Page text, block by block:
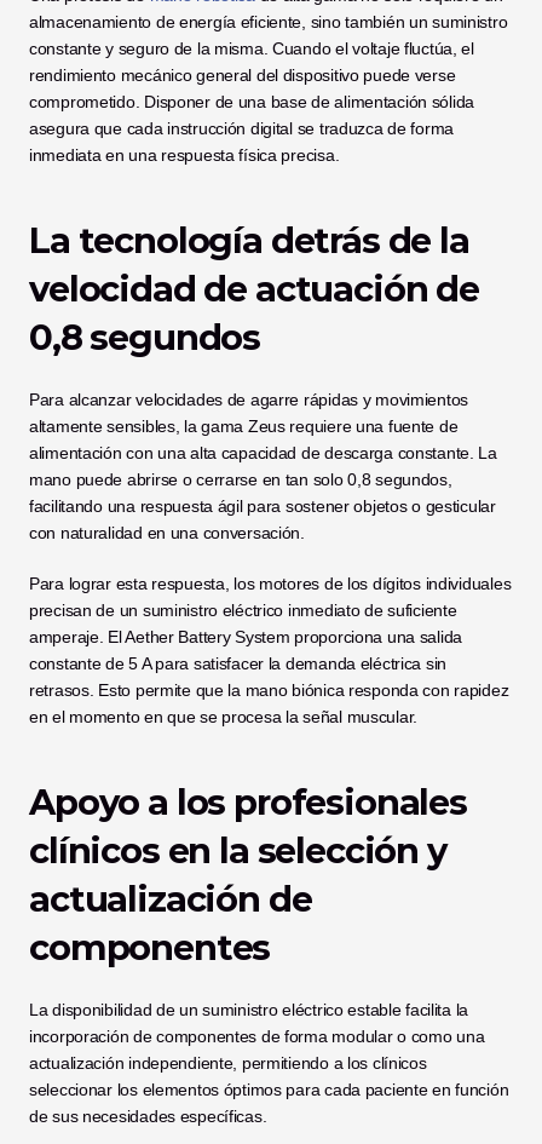
almacenamiento de energía eficiente, sino también un suministro
constante y seguro de la misma. Cuando el voltaje fluctúa, el
rendimiento mecánico general del dispositivo puede verse
comprometido. Disponer de una base de alimentación sólida
asegura que cada instrucción digital se traduzca de forma
inmediata en una respuesta física precisa.
La tecnología detrás de la
velocidad de actuación de
0,8 segundos
Para alcanzar velocidades de agarre rápidas y movimientos
altamente sensibles, la gama Zeus requiere una fuente de
alimentación con una alta capacidad de descarga constante. La
mano puede abrirse o cerrarse en tan solo 0,8 segundos,
facilitando una respuesta ágil para sostener objetos o gesticular
con naturalidad en una conversación.
Para lograr esta respuesta, los motores de los dígitos individuales
precisan de un suministro eléctrico inmediato de suficiente
amperaje. El Aether Battery System proporciona una salida
constante de 5 A para satisfacer la demanda eléctrica sin
retrasos. Esto permite que la mano biónica responda con rapidez
en el momento en que se procesa la señal muscular.
Apoyo a los profesionales
clínicos en la selección y
actualización de
componentes
La disponibilidad de un suministro eléctrico estable facilita la
incorporación de componentes de forma modular o como una
actualización independiente, permitiendo a los clínicos
seleccionar los elementos óptimos para cada paciente en función
de sus necesidades específicas.